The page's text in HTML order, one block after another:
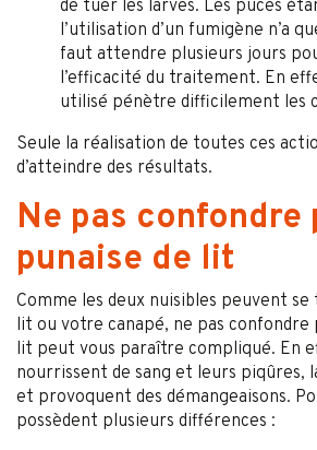
de tuer les larves. Les puces
l’utilisation d’un fumigène n’a
faut attendre plusieurs jours
l’efficacité du traitement. En
utilisé pénètre difficilement les
Seule la réalisation de toutes ces
d’atteindre des résultats.
Ne pas confondre
punaise de lit
Comme les deux nuisibles peuvent
lit ou votre canapé, ne pas confondre
lit peut vous paraître compliqué. En
nourrissent de sang et leurs piqûres,
et provoquent des démangeaisons.
possèdent plusieurs différences :